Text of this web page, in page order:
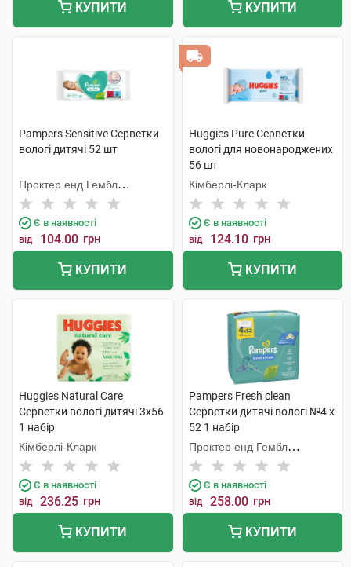
КУПИТИ КУПИТИ
Pampers Sensitive Серветки
вологі дитячі 52 шт
Проктер енд Гембл
Мануфекчурінг
Є в наявності
від 104.00 грн
КУПИТИ
Huggies Pure Серветки
вологі для новонароджених
56 шт
Кімберлі-Кларк
Є в наявності
від 124.10 грн
КУПИТИ
Huggies Natural Care
Серветки вологі дитячі 3х56
1 набір
Кімберлі-Кларк
Є в наявності
від 236.25 грн
КУПИТИ
Pampers Fresh clean
Cерветки дитячі вологі №4 х
52 1 набір
Проктер енд Гембл
Мануфекчурінг
Є в наявності
від 258.00 грн
КУПИТИ